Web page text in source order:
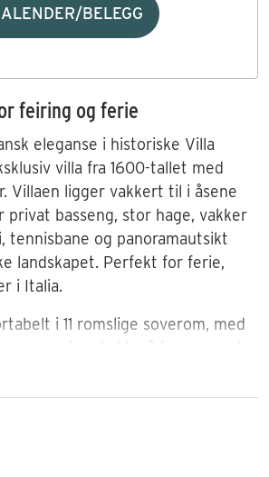
BELEGG
feiring og ferie
eleganse i historiske Villa
villa fra 1600-tallet med
Villaen ligger vakkert til i åsene
privat basseng, stor hage, vakker
tennisbane og panoramautsikt
landskapet. Perfekt for ferie,
i Italia.
i 11 romslige soverom, med
orangeri og kokk på forespørsel.
ramme for minnerike opphold i
av Lucca.